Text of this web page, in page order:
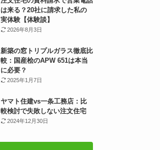
は来る？20社に請求した私の
実体験【体験談】
2026年8月3日
新築の窓トリプルガラス徹底比
較：国産桧のAPW 651は本当
に必要？
2025年1月7日
ヤマト住建vs一条工務店：比
較検討で失敗しない注文住宅
2024年12月30日